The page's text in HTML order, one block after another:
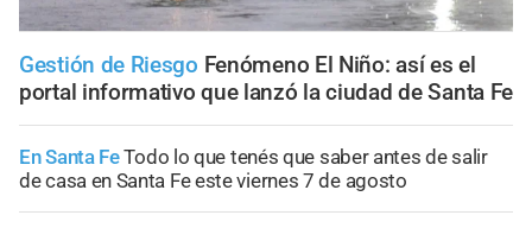
Gestión de Riesgo Fenómeno El Niño: así es el
portal informativo que lanzó la ciudad de Santa Fe
En Santa FeTodo lo que tenés que saber antes de salir
de casa en Santa Fe este viernes 7 de agosto